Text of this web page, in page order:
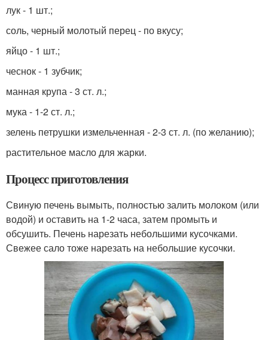
лук - 1 шт.;
соль, черный молотый перец - по вкусу;
яйцо - 1 шт.;
чеснок - 1 зубчик;
манная крупа - 3 ст. л.;
мука - 1-2 ст. л.;
зелень петрушки измельченная - 2-3 ст. л. (по желанию);
растительное масло для жарки.
Процесс приготовления
Свиную печень вымыть, полностью залить молоком (или
водой) и оставить на 1-2 часа, затем промыть и
обсушить. Печень нарезать небольшими кусочками.
Свежее сало тоже нарезать на небольшие кусочки.